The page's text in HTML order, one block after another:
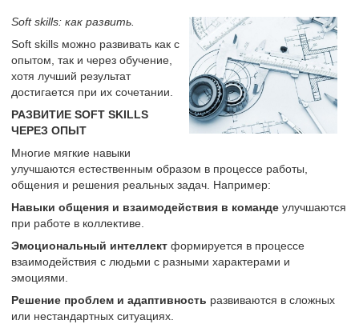
Soft skills: как развить.
Soft skills можно развивать как с
опытом, так и через обучение,
хотя лучший результат
достигается при их сочетании.
РАЗВИТИЕ SOFT SKILLS
ЧЕРЕЗ ОПЫТ
Многие мягкие навыки
улучшаются естественным образом в процессе работы,
общения и решения реальных задач. Например:
Навыки общения и взаимодействия в команде улучшаются
при работе в коллективе.
Эмоциональный интеллект формируется в процессе
взаимодействия с людьми с разными характерами и
эмоциями.
Решение проблем и адаптивность развиваются в сложных
или нестандартных ситуациях.